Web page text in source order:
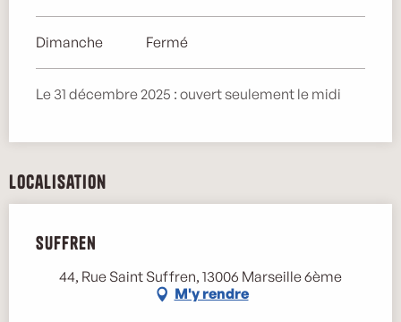
Dimanche Fermé
Le 31 décembre 2025 : ouvert seulement le midi
Localisation
Suffren
44, Rue Saint Suffren, 13006 Marseille 6ème
M'y rendre